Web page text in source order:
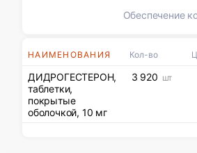
Обеспечение
НАИМЕНОВАНИЯ Кол-во
ДИДРОГЕСТЕРОН,
таблетки,
покрытые
оболочкой, 10 мг
3 920 шт